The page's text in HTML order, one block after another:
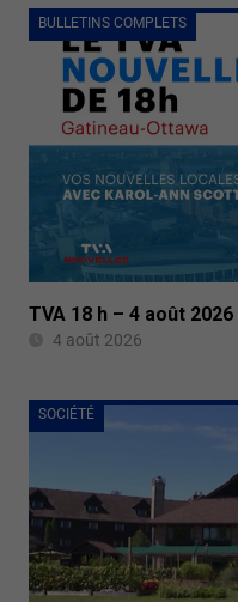
BULLETINS COMPLETS
TVA 18 h – 4 août 2026
4 août 2026
SOCIÉTÉ